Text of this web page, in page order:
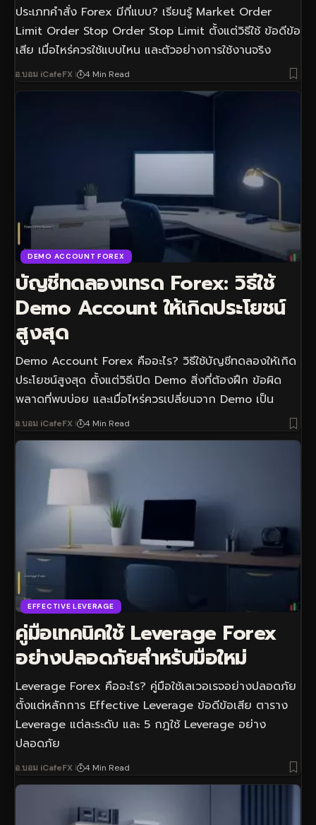
ประเภทคำสั่ง Forex มีกี่แบบ? เรียนรู้ Market Order
Limit Order Stop Order Stop Limit ตั้งแต่วิธีใช้ ข้อดีข้อ
เสีย เมื่อไหร่ควรใช้แบบไหน และตัวอย่างการใช้งานจริง
อ.บอม iCafeFX 4 Min Read
DEMO ACCOUNT FOREX
บัญชีทดลองเทรด Forex: วิธีใช้
Demo Account ให้เกิดประโยชน์
สูงสุด
Demo Account Forex คืออะไร? วิธีใช้บัญชีทดลองให้เกิด
ประโยชน์สูงสุด ตั้งแต่วิธีเปิด Demo สิ่งที่ต้องฝึก ข้อผิด
พลาดที่พบบ่อย และเมื่อไหร่ควรเปลี่ยนจาก Demo เป็น
อ.บอม iCafeFX 4 Min Read
EFFECTIVE LEVERAGE
คู่มือเทคนิคใช้ Leverage Forex
อย่างปลอดภัยสำหรับมือใหม่
Leverage Forex คืออะไร? คู่มือใช้เลเวอเรจอย่างปลอดภัย
ตั้งแต่หลักการ Effective Leverage ข้อดีข้อเสีย ตาราง
Leverage แต่ละระดับ และ 5 กฎใช้ Leverage อย่าง
ปลอดภัย
อ.บอม iCafeFX 4 Min Read